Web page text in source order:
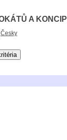
A
Česky